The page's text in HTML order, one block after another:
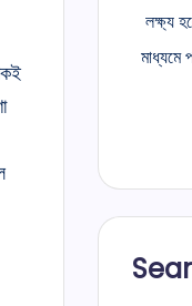
লক্ষ্য
মাধ্যমে